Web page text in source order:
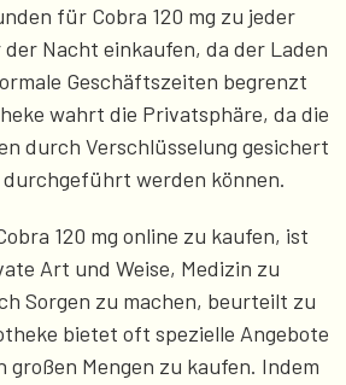
für Cobra 120 mg zu jeder
der Nacht einkaufen, da der Laden
Geschäftszeiten begrenzt
wahrt die Privatsphäre, da die
durch Verschlüsselung gesichert
werden können.
120 mg online zu kaufen, ist
Art und Weise, Medizin zu
Sorgen zu machen, beurteilt zu
bietet oft spezielle Angebote
großen Mengen zu kaufen. Indem